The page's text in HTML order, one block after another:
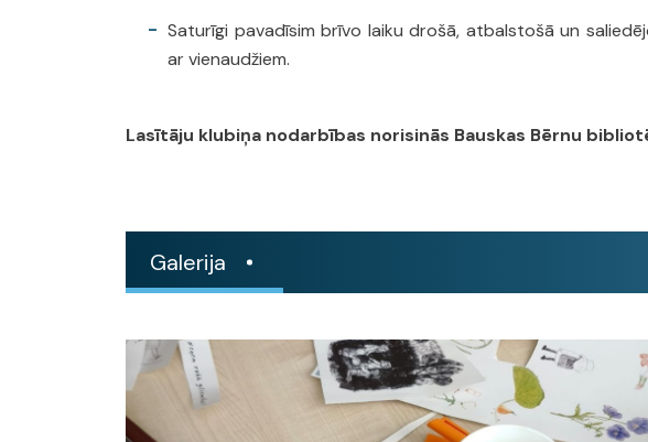
Saturīgi pavadīsim brīvo laiku drošā, atbalstošā un
ar vienaudžiem.
Lasītāju klubiņa nodarbības norisinās Bauskas Bērnu
Galerija